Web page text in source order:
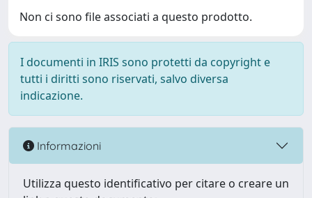
Non ci sono file associati a questo prodotto.
I documenti in IRIS sono protetti da copyright e
tutti i diritti sono riservati, salvo diversa
indicazione.
Informazioni
Utilizza questo identificativo per citare o creare un